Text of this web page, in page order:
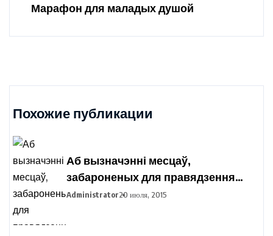
Марафон для маладых душой
Похожие публикации
Аб вызначэнні месцаў,
забароненых для правядзення
пікетавання з мэтай збору подпісаў
Administrator20 июля, 2015